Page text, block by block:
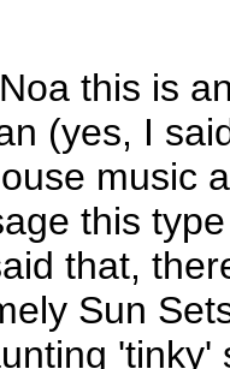
this is
(yes, I
music
this
that,
Sun